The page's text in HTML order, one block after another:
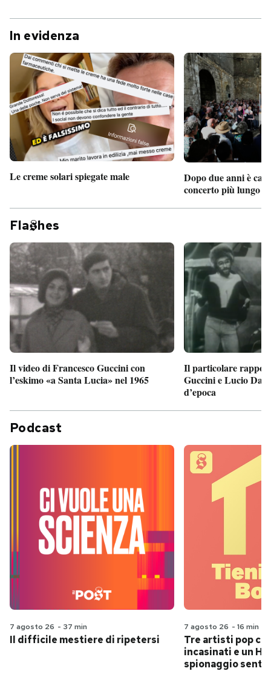
In evidenza
Le creme solari spiegate male
Dopo due anni è
concerto più lungo
Fla hes
Il video di Francesco Guccini con
l’eskimo «a Santa Lucia» nel 1965
Il particolare
Guccini e Lucio
d’epoca
Podcast
7 agosto 26 - 37 min
Il difficile mestiere di ripetersi
7 agosto 26 - 16 min
Tre artisti pop
incasinati e un
spionaggio